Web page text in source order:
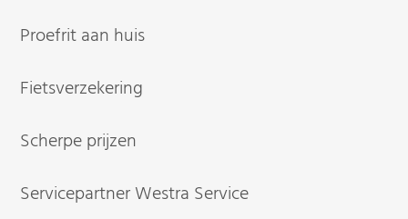
Proefrit aan huis
Fietsverzekering
Scherpe prijzen
Servicepartner Westra Service